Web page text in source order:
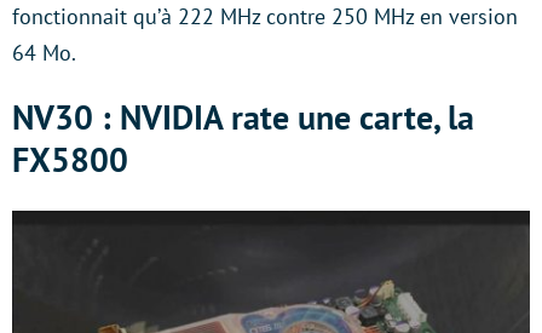
fonctionnait qu’à 222 MHz contre 250 MHz en version
64 Mo.
NV30 : NVIDIA rate une carte, la
FX5800